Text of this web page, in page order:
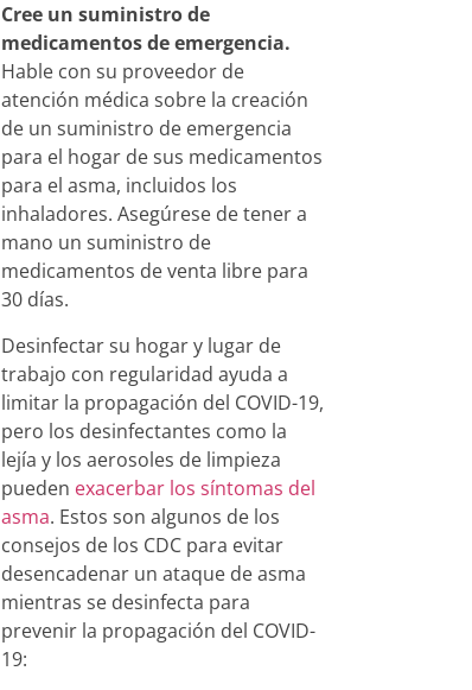
Cree un suministro de
medicamentos de emergencia.
Hable con su proveedor de
atención médica sobre la creación
de un suministro de emergencia
para el hogar de sus medicamentos
para el asma, incluidos los
inhaladores. Asegúrese de tener a
mano un suministro de
medicamentos de venta libre para
30 días.
Desinfectar su hogar y lugar de
trabajo con regularidad ayuda a
limitar la propagación del COVID-19,
pero los desinfectantes como la
lejía y los aerosoles de limpieza
pueden exacerbar los síntomas del
asma. Estos son algunos de los
consejos de los CDC para evitar
desencadenar un ataque de asma
mientras se desinfecta para
prevenir la propagación del COVID-
19: